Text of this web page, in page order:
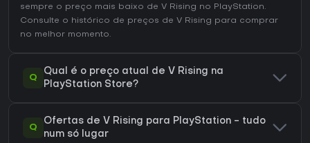
sempre o preço mais baixo de V Rising no PlayStation.
Consulte o histórico de preços de V Rising para comprar
no melhor momento.
Q
Qual é o preço atual de V Rising na
PlayStation Store?
Q
Ofertas de V Rising para PlayStation - tudo
num só lugar